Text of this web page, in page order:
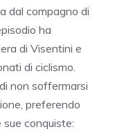
dal compagno di
ha
di Visentini e
di ciclismo.
non soffermarsi
preferendo
conquiste: